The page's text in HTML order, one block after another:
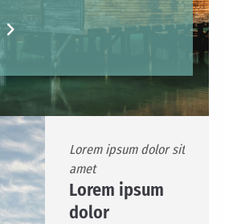
Lorem ipsum dolor sit
amet
Lorem ipsum
dolor